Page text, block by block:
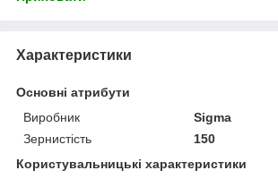
Характеристики
Основні атрибути
Виробник
Sigma
Зернистість
150
Користувальницькі характеристики